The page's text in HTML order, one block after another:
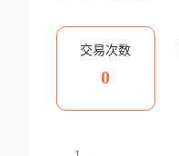
交易次数
0